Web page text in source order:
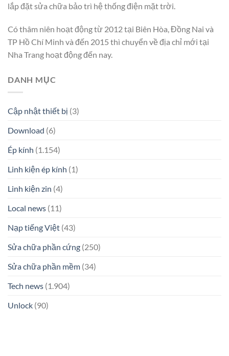
lắp đặt sửa chữa bảo trì hệ thống điện mặt trời.
Có thâm niên hoạt động từ 2012 tại Biên Hòa, Đồng Nai và
TP Hồ Chí Minh và đến 2015 thì chuyển về địa chỉ mới tại
Nha Trang hoạt động đến nay.
DANH MỤC
Cập nhật thiết bị (3)
Download (6)
Ép kính (1.154)
Linh kiện ép kính (1)
Linh kiện zin (4)
Local news (11)
Nạp tiếng Việt (43)
Sửa chữa phần cứng (250)
Sửa chữa phần mềm (34)
Tech news (1.904)
Unlock (90)